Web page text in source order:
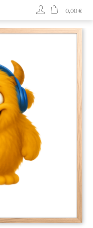
0,00 €